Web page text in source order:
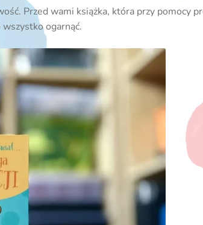
Przed wami książka, która przy pomocy
ogarnąć.